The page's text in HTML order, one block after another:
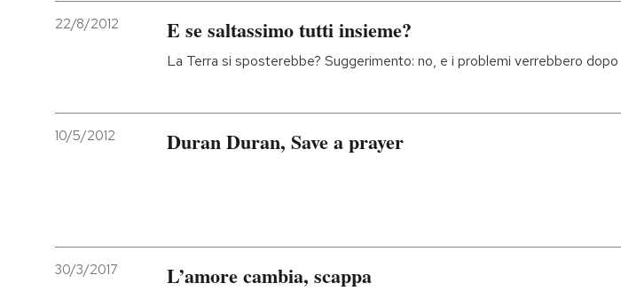
22/8/2012 E se saltassimo tutti insieme?
La Terra si sposterebbe? Suggerimento: no, e i problemi verrebbero dopo
10/5/2012 Duran Duran, Save a prayer
30/3/2017 L’amore cambia, scappa